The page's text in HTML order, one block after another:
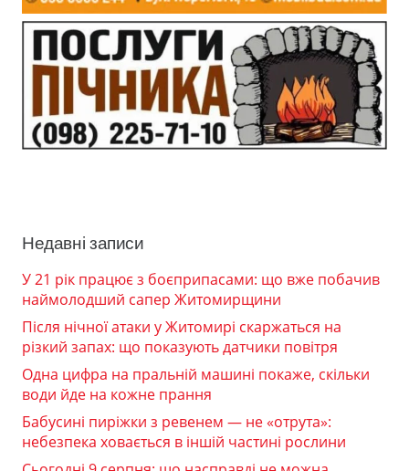
Недавні записи
У 21 рік працює з боєприпасами: що вже побачив
наймолодший сапер Житомирщини
Після нічної атаки у Житомирі скаржаться на
різкий запах: що показують датчики повітря
Одна цифра на пральній машині покаже, скільки
води йде на кожне прання
Бабусині пиріжки з ревенем — не «отрута»:
небезпека ховається в іншій частині рослини